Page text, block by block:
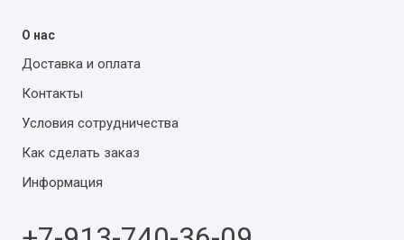
О нас
Доставка и оплата
Контакты
Условия сотрудничества
Как сделать заказ
Информация